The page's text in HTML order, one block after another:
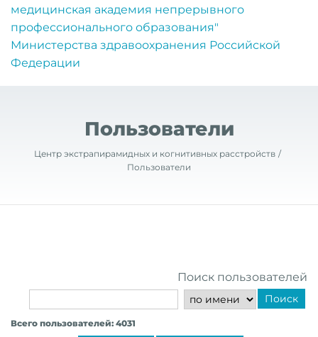
медицинская академия непрерывного
профессионального образования"
Министерства здравоохранения Российской
Федерации
Пользователи
Центр экстрапирамидных и когнитивных расстройств
Пользователи
Поиск пользователей
Поиск
Всего пользователей: 4031